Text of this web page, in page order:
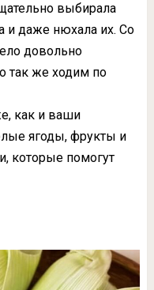
выбирала
и даже нюхала их. Со
довольно
так же ходим по
как и ваши
ягоды, фрукты и
которые помогут